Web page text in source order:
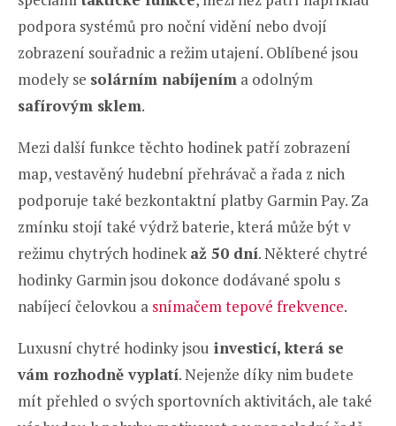
podpora systémů pro noční vidění nebo dvojí
zobrazení souřadnic a režim utajení. Oblíbené jsou
modely se solárním nabíjením a odolným
safírovým sklem.
Mezi další funkce těchto hodinek patří zobrazení
map, vestavěný hudební přehrávač a řada z nich
podporuje také bezkontaktní platby Garmin Pay. Za
zmínku stojí také výdrž baterie, která může být v
režimu chytrých hodinekaž 50 dní. Některé chytré
hodinky Garmin jsou dokonce dodávané spolu s
nabíjecí čelovkou a snímačem tepové frekvence.
Luxusní chytré hodinky jsou investicí, která se
vám rozhodně vyplatí. Nejenže díky nim budete
mít přehled o svých sportovních aktivitách, ale také